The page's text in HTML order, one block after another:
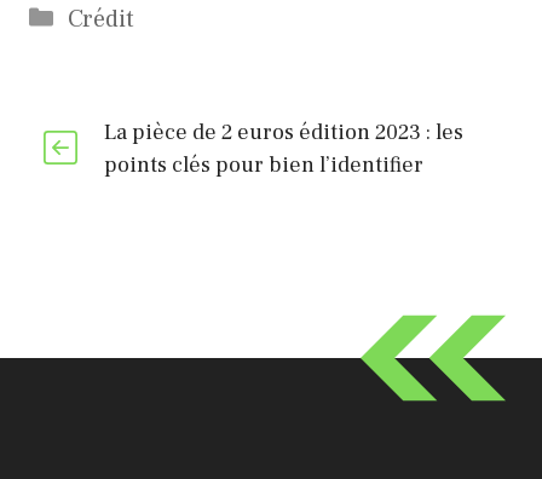
Catégories
Crédit
La pièce de 2 euros édition 2023 : les
points clés pour bien l’identifier